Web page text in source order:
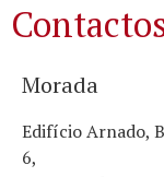
Morada
Edifício Arnado,
6,